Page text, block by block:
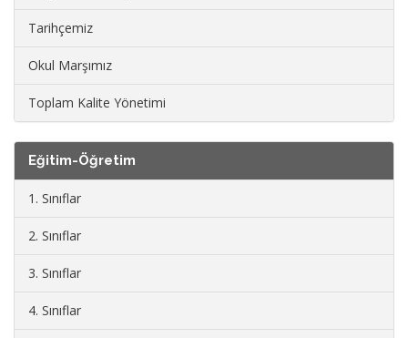
Tarihçemiz
Okul Marşımız
Toplam Kalite Yönetimi
Eğitim-Öğretim
1. Sınıflar
2. Sınıflar
3. Sınıflar
4. Sınıflar